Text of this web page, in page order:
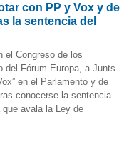
con PP y Vox y de
la sentencia del
el Congreso de los
del Fórum Europa, a Junts
en el Parlamento y de
conocerse la sentencia
avala la Ley de